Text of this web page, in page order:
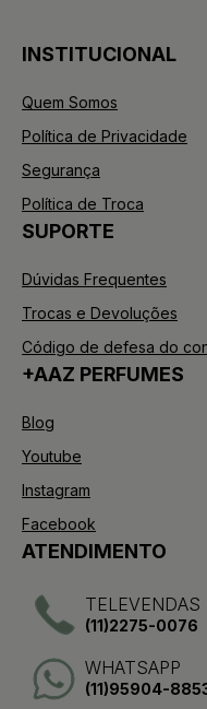
INSTITUCIONAL
Quem Somos
Política de Privacidade
Segurança
Política de Troca
SUPORTE
Dúvidas Frequentes
Trocas e Devoluções
Código de defesa do
+AAZ PERFUMES
Blog
Youtube
Instagram
Facebook
ATENDIMENTO
TELEVENDAS
(11)2275-0076
WHATSAPP
(11)95904-